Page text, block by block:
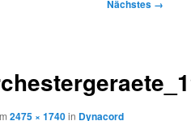
Nächstes →
2475 × 1740in Dynacord